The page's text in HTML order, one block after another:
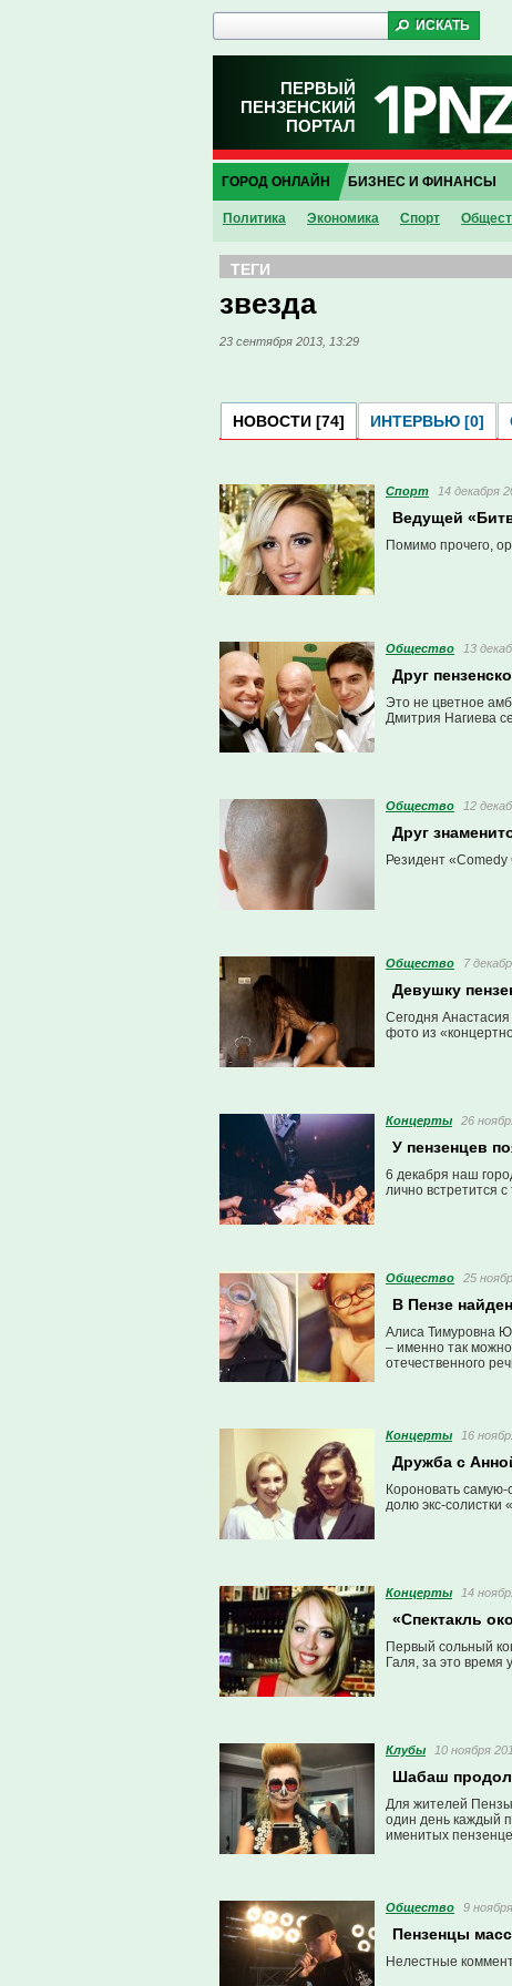
ПЕРВЫЙ
ПЕНЗЕНСКИЙ
ПОРТАЛ
ГОРОД ОНЛАЙН
Политика Экономика Спорт
БИЗНЕС И ФИНАНСЫ
ТЕГИ
звезда
23 сентября 2013, 13:29
НОВОСТИ [74] ИНТЕРВЬЮ [0]
Спорт 14 декабря
Ведущей
Помимо прочего,
Общество 13
Друг
Это не цветное
Дмитрия Нагиева
Общество 12
Друг
Резидент
Общество 7
Девушку
Сегодня
фото из
Концерты 26
У пензенцев
6 декабря наш
лично встретится
Общество 25
В Пензе
Алиса Тимуровна
– именно так
отечественного
Концерты 16
Дружба с
Короновать
долю экс-солистки
Концерты 14
«Спектакль
Первый сольный
Галя, за это время
Клубы 10 ноября
Шабаш
Для жителей Пензы
один день каждый
именитых
Общество 9
Пензенцы
Нелестные